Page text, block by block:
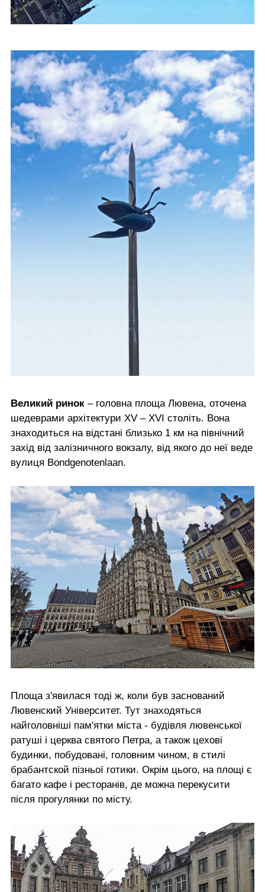
Великий ринок – головна площа Лювена, оточена
шедеврами архітектури ХV – ХVI століть. Вона
знаходиться на відстані близько 1 км на північний
захід від залізничного вокзалу, від якого до неї веде
вулиця Bondgenotenlaan.
Площа з'явилася тоді ж, коли був заснований
Лювенский Університет. Тут знаходяться
найголовніші пам'ятки міста - будівля лювенської
ратуші і церква святого Петра, а також цехові
будинки, побудовані, головним чином, в стилі
брабантской пізньої готики. Окрім цього, на площі є
багато кафе і ресторанів, де можна перекусити
після прогулянки по місту.